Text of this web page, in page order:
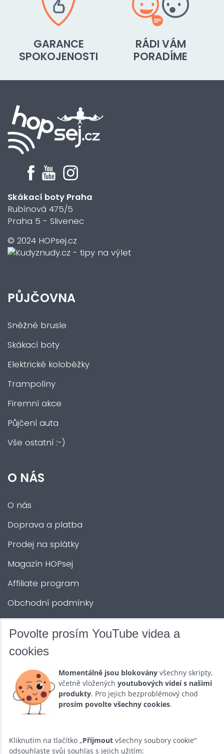
GARANCE
SPOKOJENOSTI
RÁDI VÁM
PORADÍME
Skákací boty Praha
Rubínová 475/5
Praha 5 - Slivenec
© 2024 HOPsej.cz
PŮJČOVNA
Sněžné brusle
Skákací boty
Elektrické koloběžky
Trampolíny
Firemní akce
Půjčení auta
Vše ostatní :-)
O NÁS
O nás
Doprava a platba
Prodej na splátky
Magazín HOPsej
Affiliate program
Obchodní podmínky
DALŠÍ SLUŽBY
Zábava na Vaši akci
Půjčovna
Kurzy a setkání
Povolte prosím YouTube videa a
cookies
Momentálně jsou blokovány všechny skripty,
včetně vložených youtubových videí s našimi
produkty. Pro jejich bezproblémový chod
prosím povolte všechny cookies.
Kliknutím na tlačítko „Přijmout všechny soubory cookie"
odsouhlaste svůj souhlas s jejich užitím: